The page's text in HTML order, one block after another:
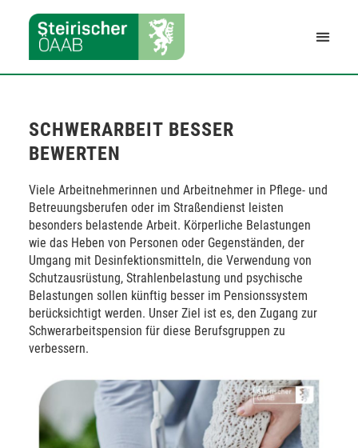
SCHWERARBEIT BESSER
BEWERTEN
Viele Arbeitnehmerinnen und Arbeitnehmer in Pflege- und
Betreuungsberufen oder im Straßendienst leisten
besonders belastende Arbeit. Körperliche Belastungen
wie das Heben von Personen oder Gegenständen, der
Umgang mit Desinfektionsmitteln, die Verwendung von
Schutzausrüstung, Strahlenbelastung und psychische
Belastungen sollen künftig besser im Pensionssystem
berücksichtigt werden. Unser Ziel ist es, den Zugang zur
Schwerarbeitspension für diese Berufsgruppen zu
verbessern.